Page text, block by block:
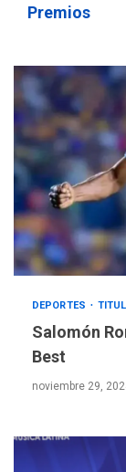
Premios
DEPORTES
Salomón
Best
noviembre 29,